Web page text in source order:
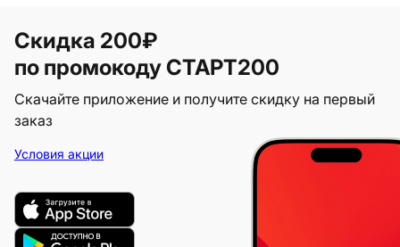
Скидка 200₽
по промокоду СТАРТ200
Скачайте приложение и получите скидку на первый
заказ
Условия акции